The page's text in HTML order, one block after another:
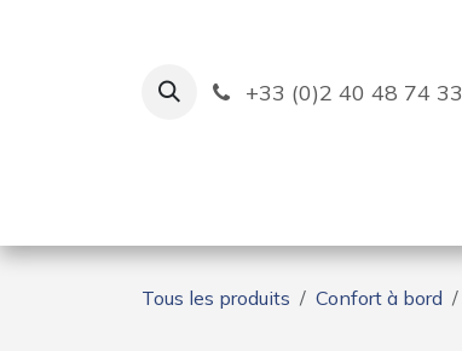
+33 (0)2 40 48 74 33
Tous les produits Confort à bord